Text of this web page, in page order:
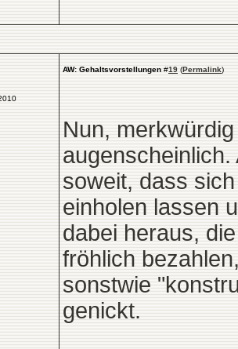
AW: Gehaltsvorstellungen #19 (Permalink)
Nun,
soweit, dass
einholen lassen
dabei heraus,
fröhlich
sonstwie
genickt.